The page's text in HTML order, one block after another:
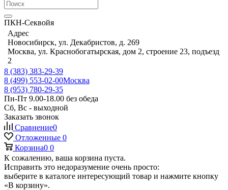
ПКН-Секвойя
Адрес
Новосибирск, ул. Декабристов, д. 269
Москва, ул. Краснобогатырская, дом 2, строение 23, подъезд
2
8 (383) 383-29-39
8 (499) 553-02-00Москва
8 (953) 780-29-35
Пн-Пт 9.00-18.00 без обеда
Сб, Вс - выходной
Заказать звонок
Сравнение0
Отложенные 0
Корзина0 0
К сожалению, ваша корзина пуста.
Исправить это недоразумение очень просто:
выберите в каталоге интересующий товар и нажмите кнопку
«В корзину».